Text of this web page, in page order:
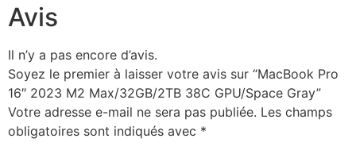
Avis
Il n’y a pas encore d’avis.
Soyez le premier à laisser votre avis sur “MacBook Pro
16″ 2023 M2 Max/32GB/2TB 38C GPU/Space Gray”
Votre adresse e-mail ne sera pas publiée. Les champs
obligatoires sont indiqués avec *